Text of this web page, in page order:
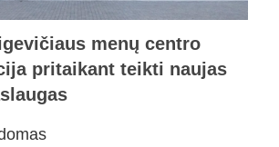
menų centro
pritaikant teikti naujas